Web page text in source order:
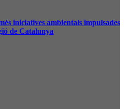
iniciatives ambientals impulsades
de Catalunya